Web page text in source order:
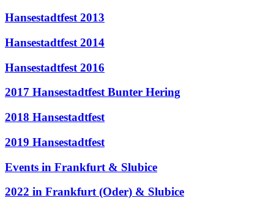
Hansestadtfest 2013
Hansestadtfest 2014
Hansestadtfest 2016
2017 Hansestadtfest Bunter Hering
2018 Hansestadtfest
2019 Hansestadtfest
Events in Frankfurt & Slubice
2022 in Frankfurt (Oder) & Slubice